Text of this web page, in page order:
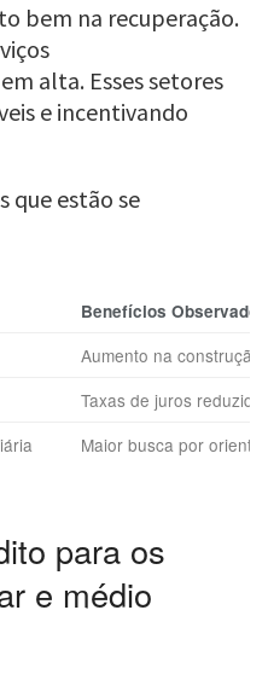
bem na recuperação.
alta. Esses setores
e incentivando
que estão se
Benefícios Observados
Aumento na
Taxas de juros
Maior busca por
para os
e médio